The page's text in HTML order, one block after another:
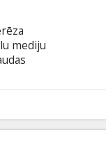
mediju
bet
sācis
krievu